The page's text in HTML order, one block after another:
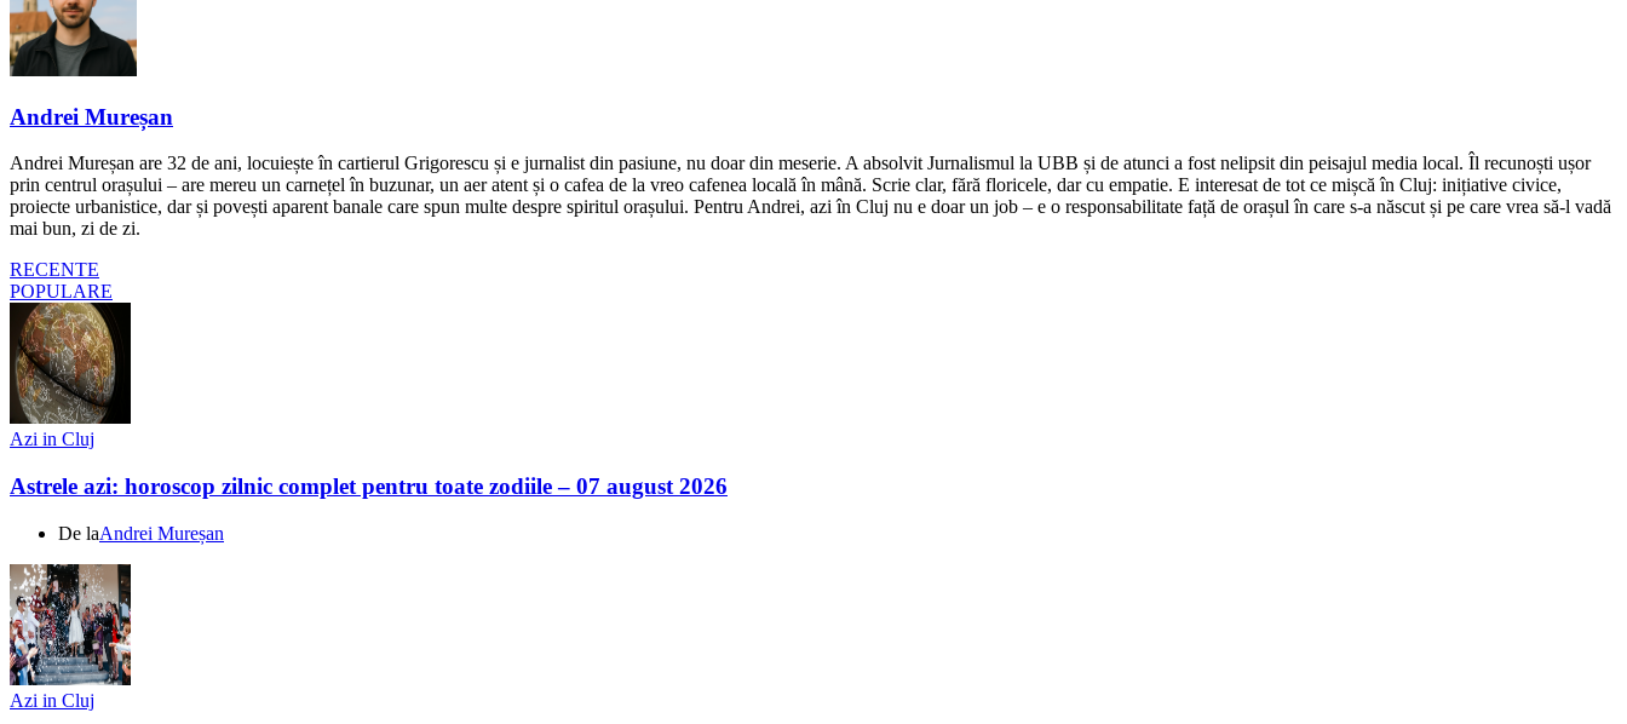
Andrei Mureșan
Andrei Mureșan are 32 de ani, locuiește în cartierul Grigorescu și e jurnalist din pasiune, nu doar din meserie. A absolvit Jurnalismul la UBB și de atunci a fost nelipsit din peisajul media local. Îl recunoști ușor
prin centrul orașului – are mereu un carnețel în buzunar, un aer atent și o cafea de la vreo cafenea locală în mână. Scrie clar, fără floricele, dar cu empatie. E interesat de tot ce mișcă în Cluj: inițiative civice,
proiecte urbanistice, dar și povești aparent banale care spun multe despre spiritul orașului. Pentru Andrei, azi în Cluj nu e doar un job – e o responsabilitate față de orașul în care s-a născut și pe care vrea să-l vadă
mai bun, zi de zi.
RECENTE
POPULARE
Azi in Cluj
Astrele azi: horoscop zilnic complet pentru toate zodiile – 07 august 2026
De laAndrei Mureșan
Azi in Cluj